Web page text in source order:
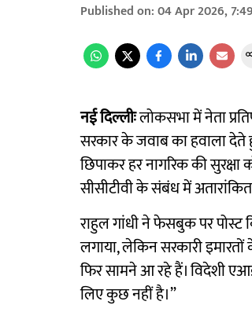
Published on:04 Apr 2026,
नई दिल्लीःलोकसभा में नेता
सरकार के जवाब का हवाला देते
छिपाकर हर नागरिक की
सीसीटीवी के संबंध में अतारांकित
राहुल गांधी ने फेसबुक पर पोस्ट
लगाया, लेकिन सरकारी
फिर सामने आ रहे हैं। विदेशी
लिए कुछ नहीं है।”